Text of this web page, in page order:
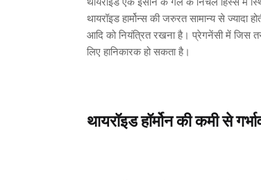
थायरॉइड हार्मोन्स की जरुरत सामान्य से ज्यादा
आदि को नियंत्रित रखना है। प्रेगनेंसी में जिस
लिए हानिकारक हो सकता है।
थायरॉइड हॉर्मोन की कमी से